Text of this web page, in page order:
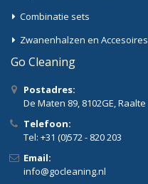
Combinatie sets
Zwanenhalzen en Accesoires
Go Cleaning
Postadres:
De Maten 89, 8102GE, Raalte
Telefoon:
Tel: +31 (0)572 - 820 203
Email:
info@gocleaning.nl